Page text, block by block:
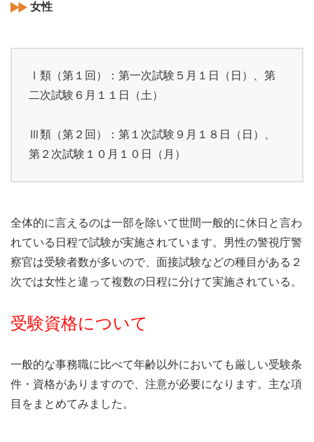
女性
Ⅰ類（第１回）：第一次試験５月１日（日）、第
二次試験６月１１日（土）
Ⅲ類（第２回）：第１次試験９月１８日（日）、
第２次試験１０月１０日（月）
全体的に言えるのは一部を除いて世間一般的に休日と言わ
れている日程で試験が実施されています。男性の警視庁警
察官は受験者数が多いので、面接試験などの種目がある２
次では女性と違って複数の日程に分けて実施されている。
受験資格について
一般的な事務職に比べて年齢以外においても厳しい受験条
件・資格がありますので、注意が必要になります。主な項
目をまとめてみました。